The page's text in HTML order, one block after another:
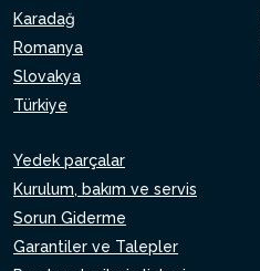
Karadağ
Romanya
Slovakya
Türkiye
Yedek parçalar
Kurulum, bakım ve servis
Sorun Giderme
Garantiler ve Talepler